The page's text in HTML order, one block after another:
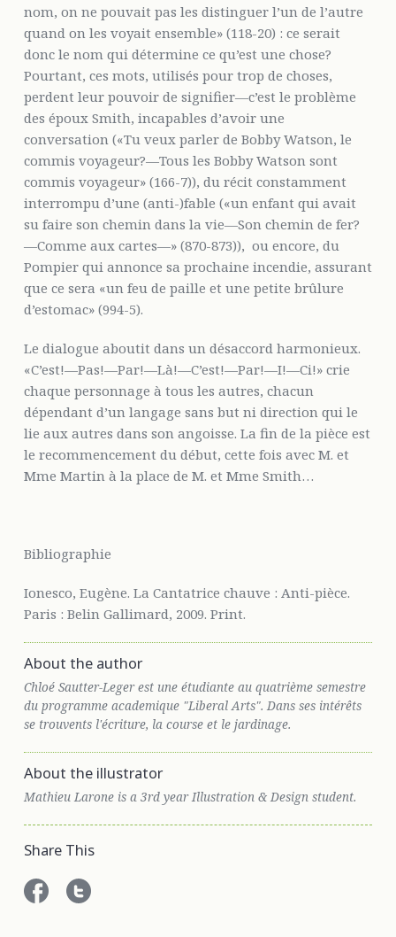
nom, on ne pouvait pas les distinguer l’un de l’autre
quand on les voyait ensemble» (118-20) : ce serait
donc le nom qui détermine ce qu’est une chose?
Pourtant, ces mots, utilisés pour trop de choses,
perdent leur pouvoir de signifier—c’est le problème
des époux Smith, incapables d’avoir une
conversation («Tu veux parler de Bobby Watson, le
commis voyageur?—Tous les Bobby Watson sont
commis voyageur» (166-7)), du récit constamment
interrompu d’une (anti-)fable («un enfant qui avait
su faire son chemin dans la vie—Son chemin de fer?
—Comme aux cartes—» (870-873)), ou encore, du
Pompier qui annonce sa prochaine incendie, assurant
que ce sera «un feu de paille et une petite brûlure
d’estomac» (994-5).
Le dialogue aboutit dans un désaccord harmonieux.
«C’est!—Pas!—Par!—Là!—C’est!—Par!—I!—Ci!» crie
chaque personnage à tous les autres, chacun
dépendant d’un langage sans but ni direction qui le
lie aux autres dans son angoisse. La fin de la pièce est
le recommencement du début, cette fois avec M. et
Mme Martin à la place de M. et Mme Smith…
Bibliographie
Ionesco, Eugène. La Cantatrice chauve : Anti-pièce.
Paris : Belin Gallimard, 2009. Print.
About the author
Chloé Sautter-Leger est une étudiante au quatrième semestre
du programme academique "Liberal Arts". Dans ses intérêts
se trouvents l'écriture, la course et le jardinage.
About the illustrator
Mathieu Larone is a 3rd year Illustration & Design student.
Share This